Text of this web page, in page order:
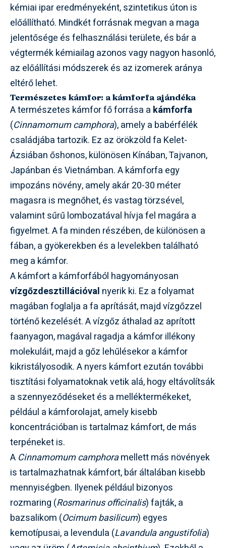
kémiai ipar eredményeként, szintetikus úton is
előállítható. Mindkét forrásnak megvan a maga
jelentősége és felhasználási területe, és bár a
végtermék kémiailag azonos vagy nagyon hasonló,
az előállítási módszerek és az izomerek aránya
eltérő lehet.
Természetes kámfor: a kámforfa ajándéka
A természetes kámfor fő forrása a kámforfa
(Cinnamomum camphora), amely a babérfélék
családjába tartozik. Ez az örökzöld fa Kelet-
Ázsiában őshonos, különösen Kínában, Tajvanon,
Japánban és Vietnámban. A kámforfa egy
impozáns növény, amely akár 20-30 méter
magasra is megnőhet, és vastag törzsével,
valamint sűrű lombozatával hívja fel magára a
figyelmet. A fa minden részében, de különösen a
fában, a gyökerekben és a levelekben található
meg a kámfor.
A kámfort a kámforfából hagyományosan
vízgőzdesztillációval nyerik ki. Ez a folyamat
magában foglalja a fa aprítását, majd vízgőzzel
történő kezelését. A vízgőz áthalad az aprított
faanyagon, magával ragadja a kámfor illékony
molekuláit, majd a gőz lehűlésekor a kámfor
kikristályosodik. A nyers kámfort ezután további
tisztítási folyamatoknak vetik alá, hogy eltávolítsák
a szennyeződéseket és a melléktermékeket,
például a kámforolajat, amely kisebb
koncentrációban is tartalmaz kámfort, de más
terpéneket is.
A Cinnamomum camphoramellett más növények
is tartalmazhatnak kámfort, bár általában kisebb
mennyiségben. Ilyenek például bizonyos
rozmaring (Rosmarinus officinalis) fajták, a
bazsalikom (Ocimum basilicum) egyes
kemotípusai, a levendula (Lavandula angustifolia)